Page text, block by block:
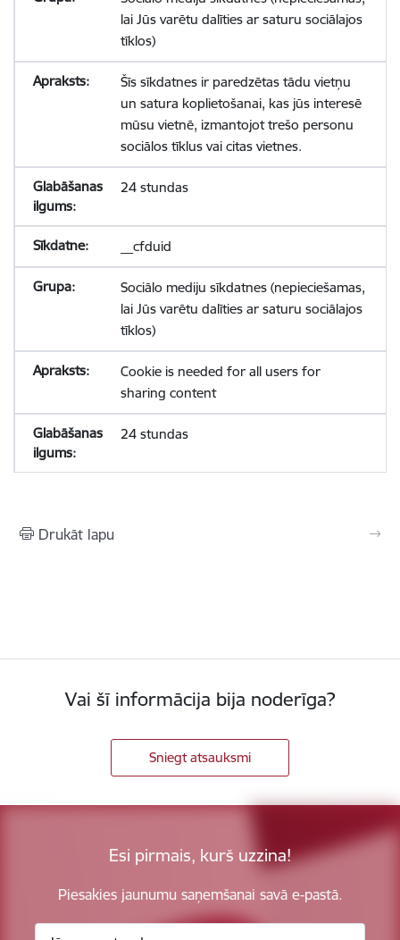
lai Jūs varētu dalīties ar saturu sociālajos
tīklos)
Šīs sīkdatnes ir paredzētas tādu vietņu
un satura koplietošanai, kas jūs interesē
mūsu vietnē, izmantojot trešo personu
sociālos tīklus vai citas vietnes.
24 stundas
__cfduid
Sociālo mediju sīkdatnes (nepieciešamas,
lai Jūs varētu dalīties ar saturu sociālajos
tīklos)
Cookie is needed for all users for
sharing content
24 stundas
Drukāt lapu
Vai šī informācija bija noderīga?
Sniegt atsauksmi
Esi pirmais, kurš uzzina!
Piesakies jaunumu saņemšanai savā e-pastā.